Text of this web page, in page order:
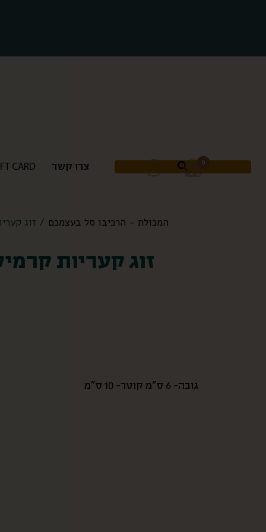
CARD צרו קשר 0
CARD צרו קשר 0
המכולת - הרכיבו סל בעצמכם / זוג
זוג קעריות
גובה- 6 ס”מ קוטר- 10 ס”מ